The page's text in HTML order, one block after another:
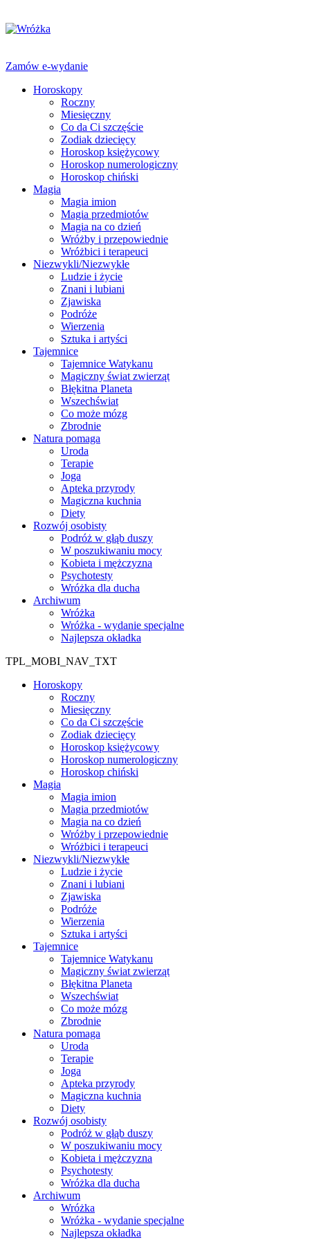
Zamów e-wydanie
Horoskopy
Roczny
Miesięczny
Co da Ci szczęście
Zodiak dziecięcy
Horoskop księżycowy
Horoskop numerologiczny
Horoskop chiński
Magia
Magia imion
Magia przedmiotów
Magia na co dzień
Wróżby i przepowiednie
Wróżbici i terapeuci
Niezwykli/Niezwykłe
Ludzie i życie
Znani i lubiani
Zjawiska
Podróże
Wierzenia
Sztuka i artyści
Tajemnice
Tajemnice Watykanu
Magiczny świat zwierząt
Błękitna Planeta
Wszechświat
Co może mózg
Zbrodnie
Natura pomaga
Uroda
Terapie
Joga
Apteka przyrody
Magiczna kuchnia
Diety
Rozwój osobisty
Podróż w głąb duszy
W poszukiwaniu mocy
Kobieta i mężczyzna
Psychotesty
Wróżka dla ducha
Archiwum
Wróżka
Wróżka - wydanie specjalne
Najlepsza okładka
TPL_MOBI_NAV_TXT
Horoskopy
Roczny
Miesięczny
Co da Ci szczęście
Zodiak dziecięcy
Horoskop księżycowy
Horoskop numerologiczny
Horoskop chiński
Magia
Magia imion
Magia przedmiotów
Magia na co dzień
Wróżby i przepowiednie
Wróżbici i terapeuci
Niezwykli/Niezwykłe
Ludzie i życie
Znani i lubiani
Zjawiska
Podróże
Wierzenia
Sztuka i artyści
Tajemnice
Tajemnice Watykanu
Magiczny świat zwierząt
Błękitna Planeta
Wszechświat
Co może mózg
Zbrodnie
Natura pomaga
Uroda
Terapie
Joga
Apteka przyrody
Magiczna kuchnia
Diety
Rozwój osobisty
Podróż w głąb duszy
W poszukiwaniu mocy
Kobieta i mężczyzna
Psychotesty
Wróżka dla ducha
Archiwum
Wróżka
Wróżka - wydanie specjalne
Najlepsza okładka